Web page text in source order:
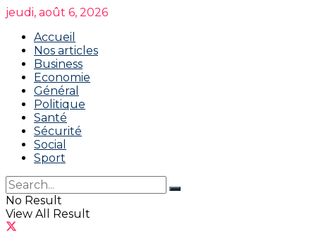
jeudi, août 6, 2026
Accueil
Nos articles
Business
Economie
Général
Politique
Santé
Sécurité
Social
Sport
No Result
View All Result